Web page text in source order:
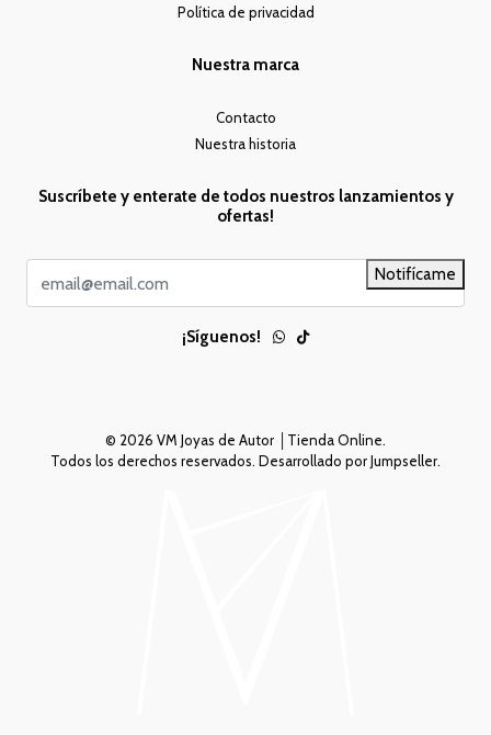
Política de privacidad
Nuestra marca
Contacto
Nuestra historia
Suscríbete y enterate de todos nuestros lanzamientos y
ofertas!
Notifícame
¡Síguenos!
© 2026 VM Joyas de Autor │Tienda Online.
Todos los derechos reservados. Desarrollado por Jumpseller.